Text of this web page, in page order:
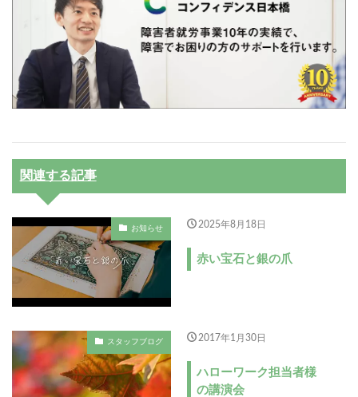
関連する記事
お知らせ 2025年8月18日
赤い宝石と銀の爪
スタッフブログ 2017年1月30日
ハローワーク担当者様
の講演会